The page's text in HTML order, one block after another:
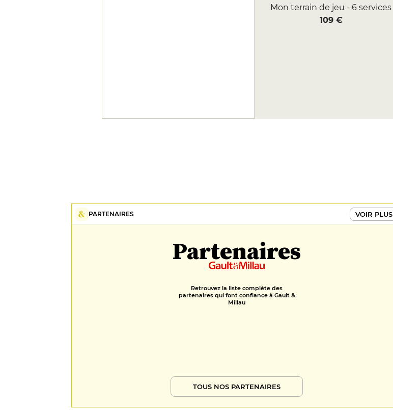
Mon terrain de jeu - 6 services
109 €
PARTENAIRES VOIR PLUS
Partenaires
Retrouvez la liste complète des
partenaires qui font confiance à Gault &
Millau
TOUS NOS PARTENAIRES